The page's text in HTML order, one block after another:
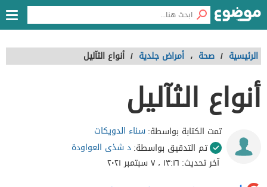
الرئيسية / صحة ، أمراض جلدية / أنواع الثآليل
أنواع الثآليل
تمت الكتابة بواسطة:سناء الدويكات
تم التدقيق بواسطة:د شذى العواودة
آخر تحديث: ١٣:١٦ ، ٧ سبتمبر ٢٠٢١